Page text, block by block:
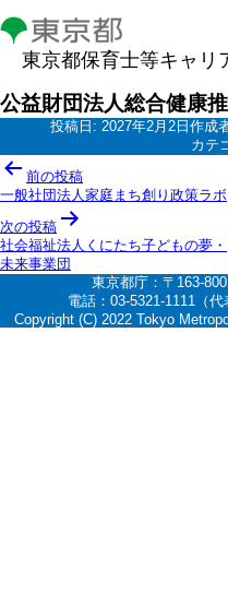
東京都保育士等キャリ
公益財団法人総合健康
投稿日: 2027年2月2日 作成
カテ
投
稿
ナ
ビ
ゲ
ー
前の投稿
一般社団法人家庭まち創り政策ラボ
次の投稿
社会福祉法人くにたち子どもの夢・
未来事業団
東京都庁：〒163-
電話：03-5321-1111（
Copyright (C) 2022 Tokyo